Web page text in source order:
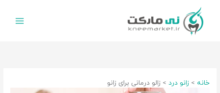
خانه زانو درد زالو درمانی برای زانو